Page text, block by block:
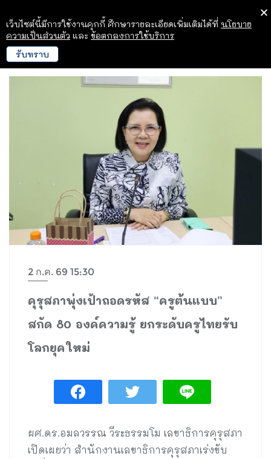
2 ก.ค. 69 15:30
คุรุสภาพุ่งเป้าถอดรหัส “ครูต้นแบบ”
สกัด 80 องค์ความรู้ ยกระดับครูไทยรับ
โลกยุคใหม่
ผศ.ดร.อมลวรรณ วีระธรรมโม เลขาธิการคุรุสภา
เปิดเผยว่า สำนักงานเลขาธิการคุรุสภาเร่งขับ
เว็บไซต์นี้มีการใช้งานคุกกี้ ศึกษารายละเอียดเพิ่มเติมได้ที่ นโยบาย
ความเป็นส่วนตัว และ ข้อตกลงการใช้บริการ
รับทราบ